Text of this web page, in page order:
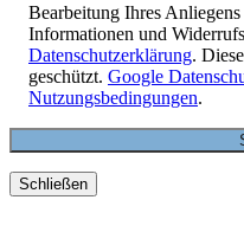
Bearbeitung Ihres
Informationen und
Datenschutzerklärung.
geschützt. Google
Nutzungsbedingungen.
Schließen